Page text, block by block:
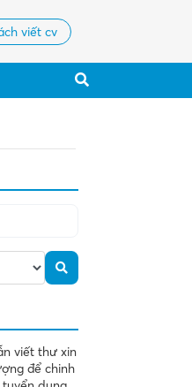
viết cv
viết thư xin
để chinh